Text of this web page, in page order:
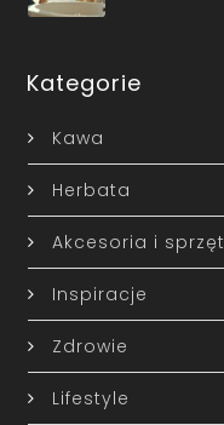
Kategorie
Kawa
Herbata
Akcesoria i sprzęt
Inspiracje
Zdrowie
Lifestyle